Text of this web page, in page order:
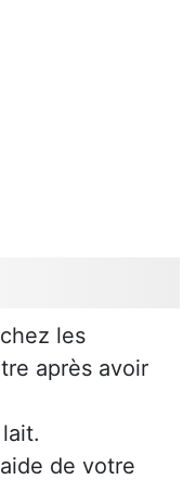
les
après avoir
de votre